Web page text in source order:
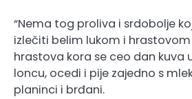
“Nema tog proliva i srdobolje
izlečiti belim lukom i
hrastova kora se ceo dan kuva
loncu, ocedi i pije zajedno s
planinci i brđani.